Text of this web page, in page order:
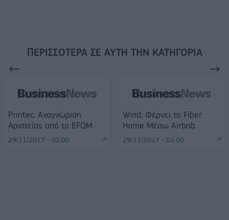
ΠΕΡΙΣΣΌΤΕΡΑ ΣΕ ΑΥΤΉ ΤΗΝ ΚΑΤΗΓΟΡΊΑ
Printec: Αναγνώριση
Αριστείας από το EFQM
29/11/2017 - 02:00
Wind: Φέρνει το Fiber
Home Μέσω Airbnb
29/11/2017 - 02:00